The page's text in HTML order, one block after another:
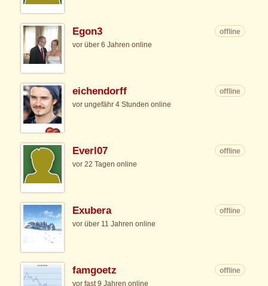
Egon3
offline
vor über 6 Jahren online
eichendorff
offline
vor ungefähr 4 Stunden online
Everl07
offline
vor 22 Tagen online
Exubera
offline
vor über 11 Jahren online
famgoetz
offline
vor fast 9 Jahren online